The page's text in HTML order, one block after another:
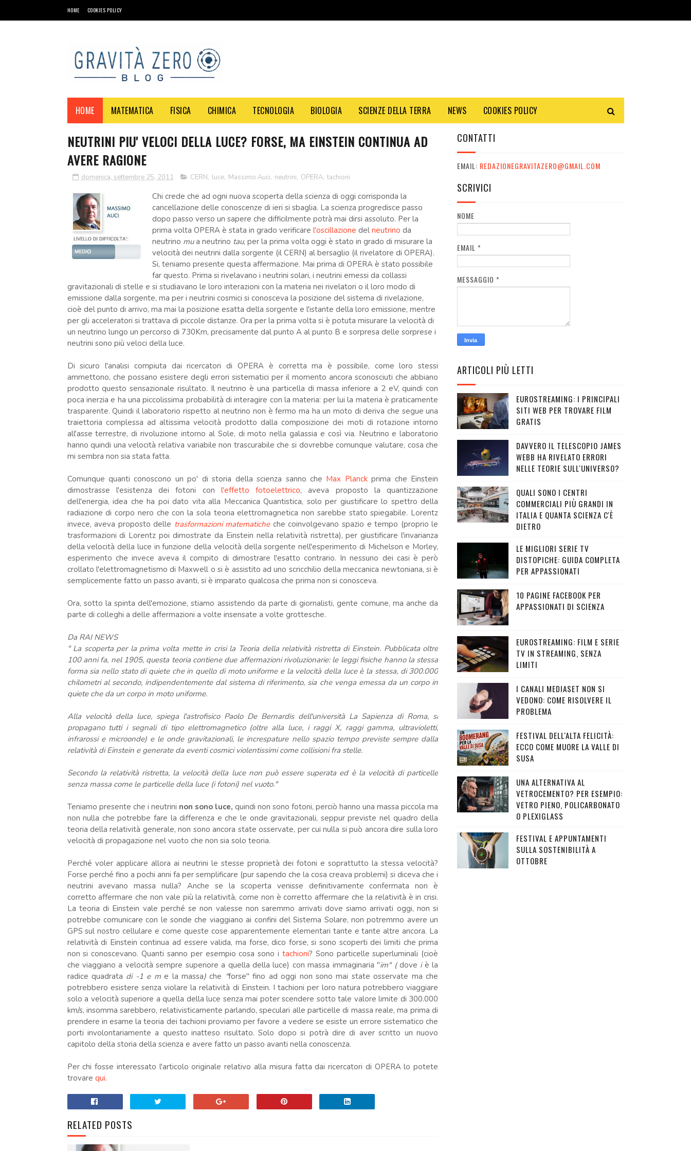
HOME COOKIES POLICY
HOME MATEMATICA FISICA CHIMICA TECNOLOGIA BIOLOGIA SCIENZE DELLA TERRA NEWS COOKIES POLICY
NEUTRINI PIU' VELOCI DELLA LUCE? FORSE, MA EINSTEIN CONTINUA AD
AVERE RAGIONE
domenica, settembre 25, 2011 CERN, luce, Massimo Auci, neutrini, OPERA, tachioni
Chi crede che ad ogni nuova scoperta della scienza di oggi corrisponda la
cancellazione delle conoscenze di ieri si sbaglia. La scienza progredisce passo
dopo passo verso un sapere che difficilmente potrà mai dirsi assoluto. Per la
prima volta OPERA è stata in grado verificare l'oscillazione del neutrino da
neutrino mua neutrino tau, per la prima volta oggi è stato in grado di misurare la
velocità dei neutrini dalla sorgente (il CERN) al bersaglio (il rivelatore di OPERA).
Si, teniamo presente questa affermazione. Mai prima di OPERA è stato possibile
far questo. Prima si rivelavano i neutrini solari, i neutrini emessi da collassi
gravitazionali di stelle e si studiavano le loro interazioni con la materia nei rivelatori o il loro modo di
emissione dalla sorgente, ma per i neutrini cosmici si conosceva la posizione del sistema di rivelazione,
cioè del punto di arrivo, ma mai la posizione esatta della sorgente e l'istante della loro emissione, mentre
per gli acceleratori si trattava di piccole distanze. Ora per la prima volta si è potuta misurare la velocità di
un neutrino lungo un percorso di 730Km, precisamente dal punto A al punto B e sorpresa delle sorprese i
neutrini sono più veloci della luce.
Di sicuro l'analisi compiuta dai ricercatori di OPERA è corretta ma è possibile, come loro stessi
ammettono, che possano esistere degli errori sistematici per il momento ancora sconosciuti che abbiano
prodotto questo sensazionale risultato. Il neutrino è una particella di massa inferiore a 2 eV, quindi con
poca inerzia e ha una piccolissima probabilità di interagire con la materia: per lui la materia è praticamente
trasparente. Quindi il laboratorio rispetto al neutrino non è fermo ma ha un moto di deriva che segue una
traiettoria complessa ad altissima velocità prodotto dalla composizione dei moti di rotazione intorno
all'asse terrestre, di rivoluzione intorno al Sole, di moto nella galassia e così via. Neutrino e laboratorio
hanno quindi una velocità relativa variabile non trascurabile che si dovrebbe comunque valutare, cosa che
mi sembra non sia stata fatta.
Comunque quanti conoscono un po' di storia della scienza sanno che Max Planckprima che Einstein
dimostrasse l'esistenza dei fotoni con l'effetto fotoelettrico, aveva proposto la quantizzazione
dell'energia, idea che ha poi dato vita alla Meccanica Quantistica, solo per giustificare lo spettro della
radiazione di corpo nero che con la sola teoria elettromagnetica non sarebbe stato spiegabile. Lorentz
invece, aveva proposto delle trasformazioni matematiche che coinvolgevano spazio e tempo (proprio le
trasformazioni di Lorentz poi dimostrate da Einstein nella relatività ristretta), per giustificare l'invarianza
della velocità della luce in funzione della velocità della sorgente nell'esperimento di Michelson e Morley,
esperimento che invece aveva il compito di dimostrare l'esatto contrario. In nessuno dei casi è però
crollato l'elettromagnetismo di Maxwell o si è assistito ad uno scricchilio della meccanica newtoniana, si è
semplicemente fatto un passo avanti, si è imparato qualcosa che prima non si conosceva.
Ora, sotto la spinta dell'emozione, stiamo assistendo da parte di giornalisti, gente comune, ma anche da
parte di colleghi a delle affermazioni a volte insensate a volte grottesche.
Da RAI NEWS
" La scoperta per la prima volta mette in crisi la Teoria della relatività ristretta di Einstein. Pubblicata oltre
100 anni fa, nel 1905, questa teoria contiene due affermazioni rivoluzionarie: le leggi fisiche hanno la stessa
forma sia nello stato di quiete che in quello di moto uniforme e la velocità della luce è la stessa, di 300.000
chilometri al secondo, indipendentemente dal sistema di riferimento, sia che venga emessa da un corpo in
quiete che da un corpo in moto uniforme.
Alla velocità della luce, spiega l'astrofisico Paolo De Bernardis dell'università La Sapienza di Roma, si
propagano tutti i segnali di tipo elettromagnetico (oltre alla luce, i raggi X, raggi gamma, ultravioletti,
infrarossi e microonde) e le onde gravitazionali, le increspature nello spazio tempo previste sempre dalla
relatività di Einstein e generate da eventi cosmici violentissimi come collisioni fra stelle.
Secondo la relatività ristretta, la velocità della luce non può essere superata ed è la velocità di particelle
senza massa come le particelle della luce (i fotoni) nel vuoto."
Teniamo presente che i neutrini non sono luce, quindi non sono fotoni, perciò hanno una massa piccola ma
non nulla che potrebbe fare la differenza e che le onde gravitazionali, seppur previste nel quadro della
teoria della relatività generale, non sono ancora state osservate, per cui nulla si può ancora dire sulla loro
velocità di propagazione nel vuoto che non sia solo teoria.
Perché voler applicare allora ai neutrini le stesse proprietà dei fotoni e soprattutto la stessa velocità?
Forse perché fino a pochi anni fa per semplificare (pur sapendo che la cosa creava problemi) si diceva che i
neutrini avevano massa nulla? Anche se la scoperta venisse definitivamente confermata non è
corretto affermare che non vale più la relatività, come non è corretto affermare che la relatività è in crisi.
La teoria di Einstein vale perché se non valesse non saremmo arrivati dove siamo arrivati oggi, non si
potrebbe comunicare con le sonde che viaggiano ai confini del Sistema Solare, non potremmo avere un
GPS sul nostro cellulare e come queste cose apparentemente elementari tante e tante altre ancora. La
relatività di Einstein continua ad essere valida, ma forse, dico forse, si sono scoperti dei limiti che prima
non si conoscevano. Quanti sanno per esempio cosa sono i tachioni? Sono particelle superluminali (cioè
che viaggiano a velocità sempre superiore a quella della luce) con massa immaginaria "im" (dove i è la
radice quadrata di -1 e me la massa)che "forse" fino ad oggi non sono mai state osservate ma che
potrebbero esistere senza violare la relatività di Einstein. I tachioni per loro natura potrebbero viaggiare
solo a velocità superiore a quella della luce senza mai poter scendere sotto tale valore limite di 300.000
km/s, insomma sarebbero, relativisticamente parlando, speculari alle particelle di massa reale, ma prima di
prendere in esame la teoria dei tachioni proviamo per favore a vedere se esiste un errore sistematico che
porti involontariamente a questo inatteso risultato. Solo dopo si potrà dire di aver scritto un nuovo
capitolo della storia della scienza e avere fatto un passo avanti nella conoscenza.
Per chi fosse interessato l'articolo originale relativo alla misura fatta dai ricercatori di OPERA lo potete
trovare qui.
RELATED POSTS
CONTATTI
EMAIL: REDAZIONEGRAVITAZERO@GMAIL.COM
SCRIVICI
NOME
EMAIL *
MESSAGGIO *
ARTICOLI PIÙ LETTI
EUROSTREAMING: I PRINCIPALI
SITI WEB PER TROVARE FILM
GRATIS
DAVVERO IL TELESCOPIO JAMES
WEBB HA RIVELATO ERRORI
NELLE TEORIE SULL'UNIVERSO?
QUALI SONO I CENTRI
COMMERCIALI PIÙ GRANDI IN
ITALIA E QUANTA SCIENZA C'È
DIETRO
LE MIGLIORI SERIE TV
DISTOPICHE: GUIDA COMPLETA
PER APPASSIONATI
10 PAGINE FACEBOOK PER
APPASSIONATI DI SCIENZA
EUROSTREAMING: FILM E SERIE
TV IN STREAMING, SENZA
LIMITI
I CANALI MEDIASET NON SI
VEDONO: COME RISOLVERE IL
PROBLEMA
FESTIVAL DELL'ALTA FELICITÀ:
ECCO COME MUORE LA VALLE DI
SUSA
UNA ALTERNATIVA AL
VETROCEMENTO? PER ESEMPIO:
VETRO PIENO, POLICARBONATO
O PLEXIGLASS
FESTIVAL E APPUNTAMENTI
SULLA SOSTENIBILITÀ A
OTTOBRE